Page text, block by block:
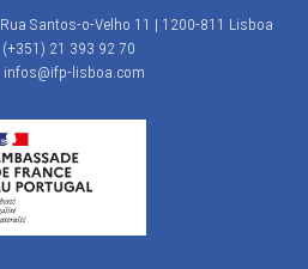
Rua Santos-o-Velho 11 | 1200-811 Lisboa
(+351) 21 393 92 70
infos@ifp-lisboa.com